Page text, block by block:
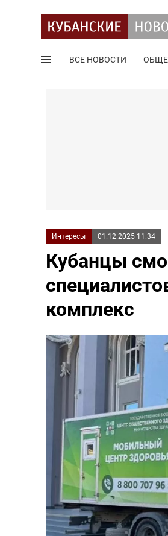
ВСЕ НОВОСТИ
Интересы 01.12.2025 11:34
Кубанцы
комплекс